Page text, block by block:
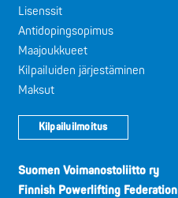
Lisenssit
Antidopingsopimus
Maajoukkueet
Kilpailuiden järjestäminen
Maksut
Kilpailuilmoitus
Suomen Voimanostoliitto ry
Finnish Powerlifting Federation